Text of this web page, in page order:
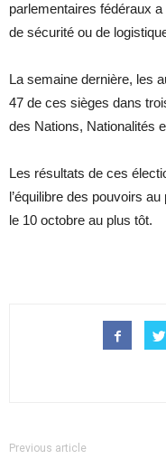
parlementaires fédéraux
de sécurité ou de
La semaine dernière, les
47 de ces sièges dans
des Nations, Nationalités
Les résultats de ces
l’équilibre des pouvoirs
le 10 octobre au plus tôt.
Previous article